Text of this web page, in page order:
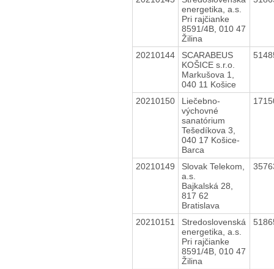
energetika, a.s.
Pri rajčianke
8591/4B, 010 47
Žilina
20210144
SCARABEUS
KOŠICE s.r.o.
Markušova 1,
040 11 Košice
20210150
Liečebno-
výchovné
sanatórium
Tešedíkova 3,
040 17 Košice-
Barca
20210149
Slovak Telekom,
a.s.
Bajkalská 28,
817 62
Bratislava
20210151
Stredoslovenská
energetika, a.s.
Pri rajčianke
8591/4B, 010 47
Žilina